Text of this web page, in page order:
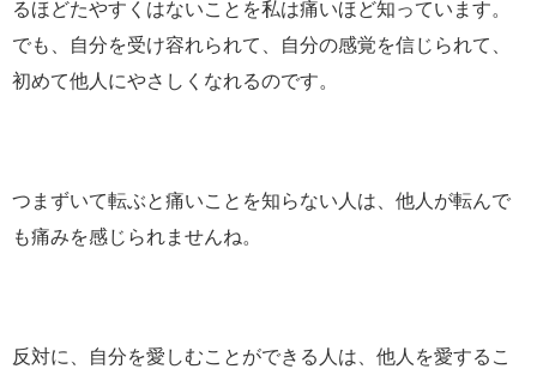
るほどたやすくはないことを私は痛いほど知っています。
でも、自分を受け容れられて、自分の感覚を信じられて、
初めて他人にやさしくなれるのです。
つまずいて転ぶと痛いことを知らない人は、他人が転んで
も痛みを感じられませんね。
反対に、自分を愛しむことができる人は、他人を愛するこ